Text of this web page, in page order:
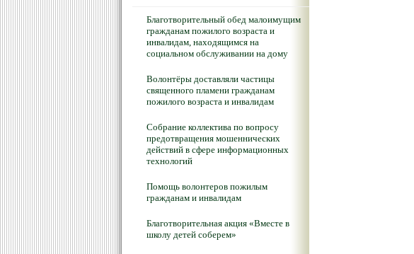
Благотворительный обед малоимущим
гражданам пожилого возраста и
инвалидам, находящимся на
социальном обслуживании на дому
Волонтёры доставляли частицы
священного пламени гражданам
пожилого возраста и инвалидам
Собрание коллектива по вопросу
предотвращения мошеннических
действий в сфере информационных
технологий
Помощь волонтеров пожилым
гражданам и инвалидам
Благотворительная акция «Вместе в
школу детей соберем»